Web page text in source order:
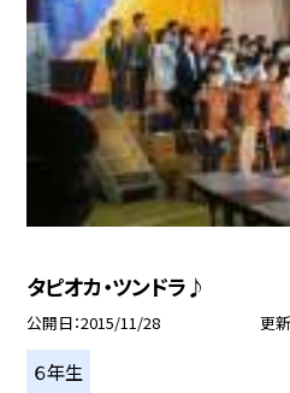
タピオカ・ツンドラ♪
公開日 2015/11/28 更
６年生